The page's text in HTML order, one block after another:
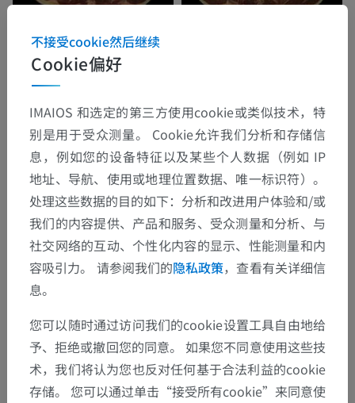
Cookie偏好
不接受cookie然后继续
IMAIOS 和选定的第三方使用cookie或类似技术，特
别是用于受众测量。 Cookie允许我们分析和存储信
息，例如您的设备特征以及某些个人数据（例如 IP
地址、导航、使用或地理位置数据、唯一标识符）。
处理这些数据的目的如下：分析和改进用户体验和/或
我们的内容提供、产品和服务、受众测量和分析、与
社交网络的互动、个性化内容的显示、性能测量和内
容吸引力。 请参阅我们的隐私政策，查看有关详细信
息。
您可以随时通过访问我们的cookie设置工具自由地给
予、拒绝或撤回您的同意。 如果您不同意使用这些技
术，我们将认为您也反对任何基于合法利益的cookie
存储。 您可以通过单击“接受所有cookie”来同意使